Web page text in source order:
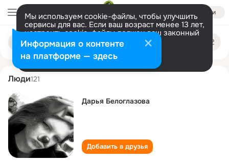
Войти
Мы используем cookie-файлы, чтобы улучшить
сервисы для вас. Если ваш возраст менее 13 лет,
настроить cookie-файлы должен ваш законный
представитель. Больше информации
Разрешить все Настроить
Поиск
людям
darya beloglazova
Люди121
Дарья Белоглазова
Добавить в друзья
Информация о контенте
на платформе — здесь